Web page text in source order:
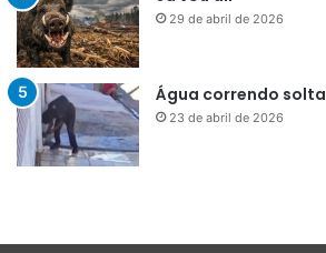
29 de abril de 2026
Água correndo solta
23 de abril de 2026